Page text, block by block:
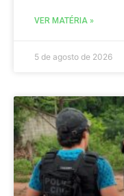
VER MATÉRIA »
5 de agosto de 2026